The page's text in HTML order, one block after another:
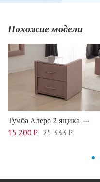
Похожие модели
Тумба Алеро 2 ящика
15 200 ₽ 25 333 ₽